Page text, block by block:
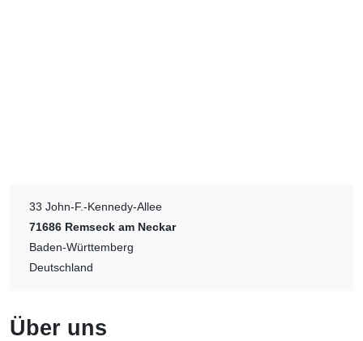
33 John-F.-Kennedy-Allee
71686 Remseck am Neckar
Baden-Württemberg
Deutschland
Über uns